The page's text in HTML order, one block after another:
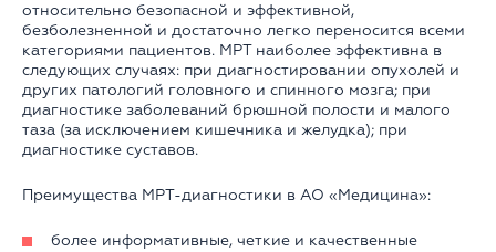
относительно безопасной и эффективной,
безболезненной и достаточно легко переносится всеми
категориями пациентов. МРТ наиболее эффективна в
следующих случаях: при диагностировании опухолей и
других патологий головного и спинного мозга; при
диагностике заболеваний брюшной полости и малого
таза (за исключением кишечника и желудка); при
диагностике суставов.
Преимущества МРТ-диагностики в АО «Медицина»:
более информативные, четкие и качественные